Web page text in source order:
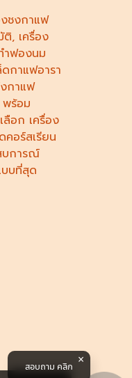
งชงกาแฟ
ติ, เครื่อง
ำฟองนม
ดกาแฟอารา
กาแฟ
ร้อม
ลือก เครื่อง
คอร์สเรียน
บการณ์
บที่สุด
สอบถาม คลิก